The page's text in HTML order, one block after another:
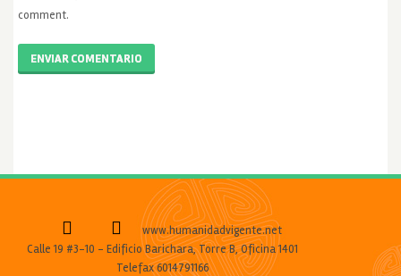
comment.
ENVIAR COMENTARIO
www.humanidadvigente.net
Calle 19 #3-10 - Edificio Barichara, Torre B, Oficina 1401
Telefax 6014791166